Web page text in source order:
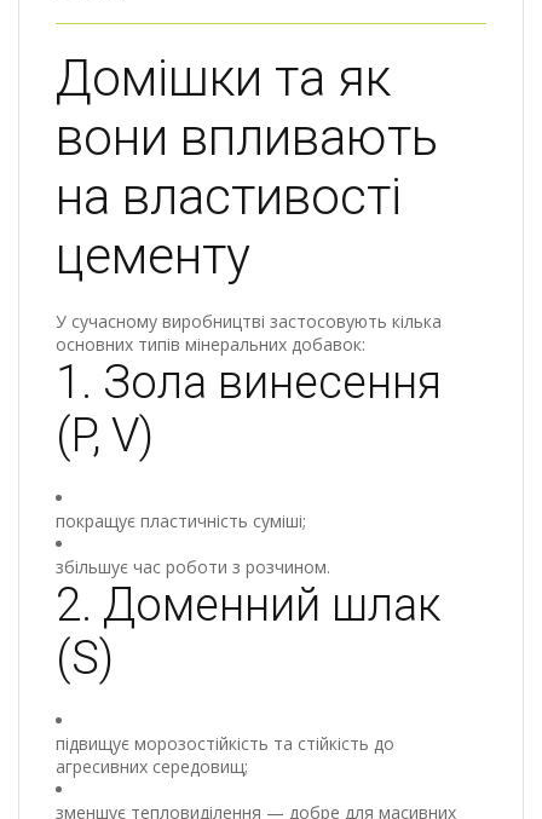
Домішки та як
вони впливають
на властивості
цементу
У сучасному виробництві застосовують кілька
основних типів мінеральних добавок:
1. Зола винесення
(P, V)
покращує пластичність суміші;
збільшує час роботи з розчином.
2. Доменний шлак
(S)
підвищує морозостійкість та стійкість до
агресивних середовищ;
зменшує тепловиділення — добре для масивних